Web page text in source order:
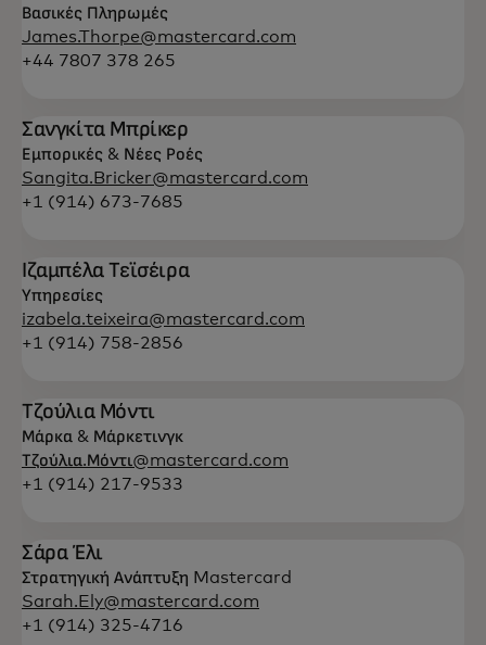
Βασικές Πληρωμές
James.Thorpe@mastercard.com
+44 7807 378 265
Σανγκίτα Μπρίκερ
Εμπορικές & Νέες Ροές
Sangita.Bricker@mastercard.com
+1 (914) 673-7685
Ιζαμπέλα Τεϊσέιρα
Υπηρεσίες
izabela.teixeira@mastercard.com
+1 (914) 758-2856
Τζούλια Μόντι
Μάρκα & Μάρκετινγκ
Τζούλια.Μόντι@mastercard.com
+1 (914) 217-9533
Σάρα Έλι
Στρατηγική Ανάπτυξη Mastercard
Sarah.Ely@mastercard.com
+1 (914) 325-4716